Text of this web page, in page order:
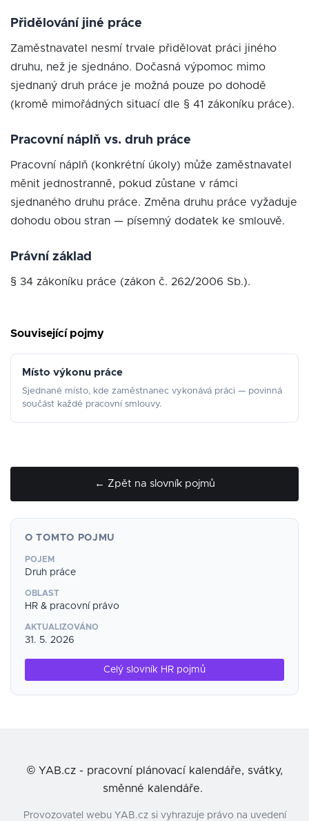
Přidělování jiné práce
Zaměstnavatel nesmí trvale přidělovat práci jiného
druhu, než je sjednáno. Dočasná výpomoc mimo
sjednaný druh práce je možná pouze po dohodě
(kromě mimořádných situací dle § 41 zákoníku práce).
Pracovní náplň vs. druh práce
Pracovní náplň (konkrétní úkoly) může zaměstnavatel
měnit jednostranně, pokud zůstane v rámci
sjednaného druhu práce. Změna druhu práce vyžaduje
dohodu obou stran — písemný dodatek ke smlouvě.
Právní základ
§ 34 zákoníku práce (zákon č. 262/2006 Sb.).
Související pojmy
Místo výkonu práce
Sjednané místo, kde zaměstnanec vykonává práci — povinná
součást každé pracovní smlouvy.
← Zpět na slovník pojmů
O TOMTO POJMU
POJEM
Druh práce
OBLAST
HR & pracovní právo
AKTUALIZOVÁNO
31. 5. 2026
Celý slovník HR pojmů
© YAB.cz - pracovní plánovací kalendáře, svátky,
směnné kalendáře.
Provozovatel webu YAB.cz si vyhrazuje právo na uvedení